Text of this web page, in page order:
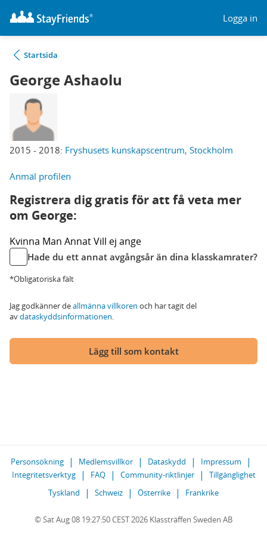
Logga in
Startsida
George Ashaolu
2015 - 2018: Fryshusets kunskapscentrum, Stockholm
Anmäl profilen
Registrera dig gratis för att få veta mer
om George:
Kvinna Man AnnatVill ej ange
Hade du ett annat avgångsår än dina klasskamrater?
*Obligatoriska fält
Jag godkänner deallmänna villkoren och har tagit del
avdataskyddsinformationen.
Lägg till som kontakt
Personsökning Medlemsvillkor Dataskydd
Impressum
Integritetsverktyg
FAQ Community-riktlinjer
Tillgänglighet
Tyskland
Schweiz Österrike Frankrike
© Sat Aug 08 19:27:50 CEST 2026 Klassträffen Sweden AB